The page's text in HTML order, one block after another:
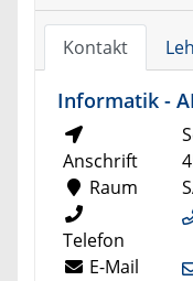
Kontakt
Informatik - AI
Anschrift
Raum
Telefon
E-Mail